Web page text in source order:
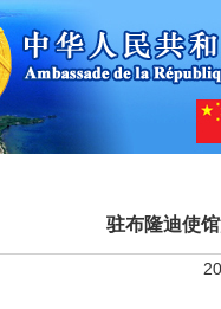
驻布隆迪使